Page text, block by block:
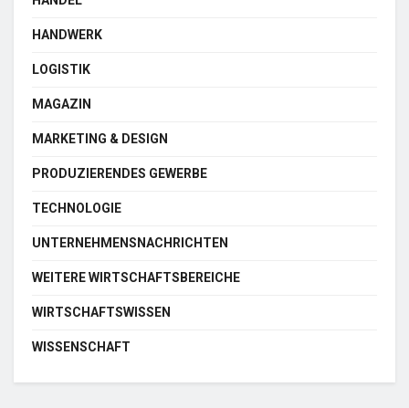
HANDWERK
LOGISTIK
MAGAZIN
MARKETING & DESIGN
PRODUZIERENDES GEWERBE
TECHNOLOGIE
UNTERNEHMENSNACHRICHTEN
WEITERE WIRTSCHAFTSBEREICHE
WIRTSCHAFTSWISSEN
WISSENSCHAFT